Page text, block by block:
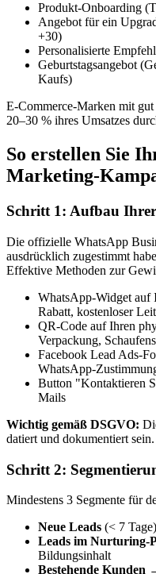
Produkt-Onboarding
Angebot für ein
+30)
Personalisierte
Geburtstagsangebot
Kaufs)
E-Commerce-Marken mit
20–30 % ihres Umsatzes
So erstellen Sie
Marketing-
Schritt 1: Aufbau
Die offizielle WhatsApp
ausdrücklich zugestimmt
Effektive Methoden zur
WhatsApp-Widget auf
Rabatt, kostenloser
QR-Code auf Ihren
Verpackung,
Facebook Lead Ads-
WhatsApp-
Button "Kontaktieren
Mails
Wichtig gemäß DSGVO:
datiert und dokumentiert
Schritt 2:
Mindestens 3 Segmente für
Neue Leads (< 7
Leads im Nurturing-
Bildungsinhalt
Bestehende Kunden